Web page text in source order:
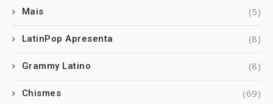
Mais (5)
LatinPop Apresenta (8)
Grammy Latino (8)
Chismes (69)